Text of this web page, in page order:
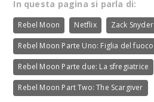
In questa pagina si parla di:
Rebel Moon Netflix Zack Snyder
Rebel Moon Parte Uno: Figlia del fuoco
Rebel Moon Parte due: La sfregiatrice
Rebel Moon Part Two: The Scargiver